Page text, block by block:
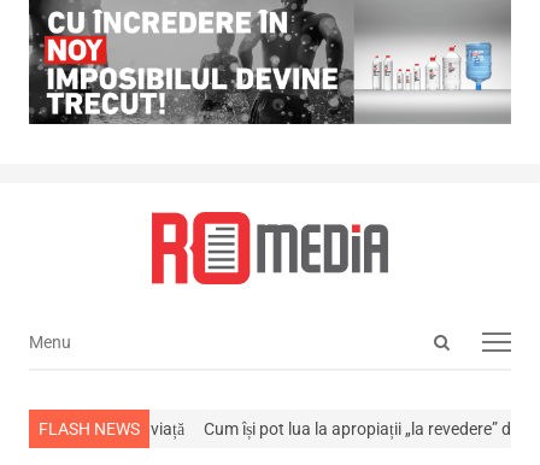
Open
Menu
Menu
FLASH NEWS
s-a stins din viață Cum își pot lua la apropiații „la revedere” de la…